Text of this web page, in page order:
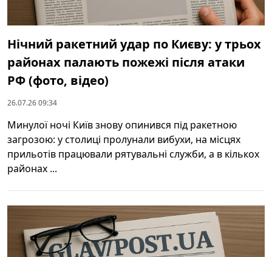
Нічний ракетний удар по Києву: у трьох
районах палають пожежі після атаки
РФ (фото, відео)
26.07.26 09:34
Минулої ночі Київ знову опинився під ракетною
загрозою: у столиці пролунали вибухи, на місцях
прильотів працювали рятувальні служби, а в кількох
районах ...